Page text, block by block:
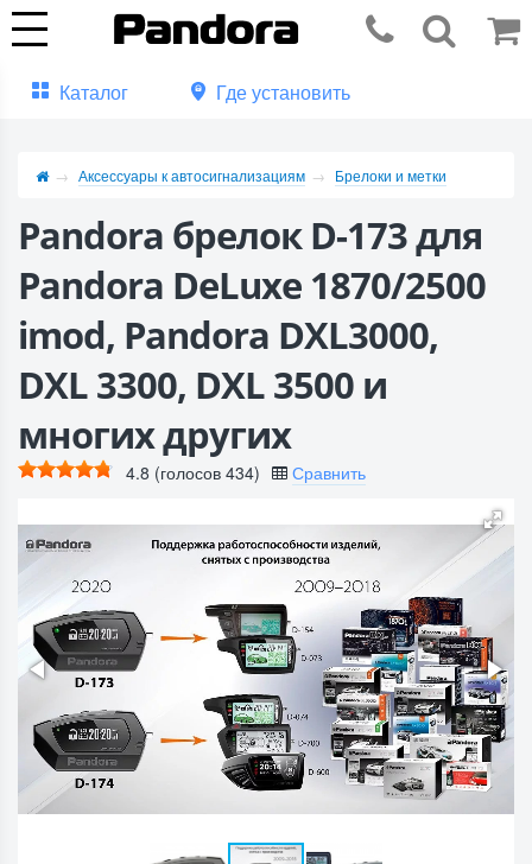
Каталог Где установить
Аксессуары к автосигнализациям Брелоки и метки
Pandora брелок D-173 для
Pandora DeLuxe 1870/2500
imod, Pandora DXL3000,
DXL 3300, DXL 3500 и
многих других
4.8 (голосов434) Сравнить